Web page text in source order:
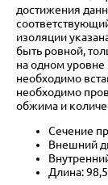
достижения
изоляции
быть ровной,
на одном уровне
необходимо
необходимо
обжима и
Сечение
Внешний
Длина: